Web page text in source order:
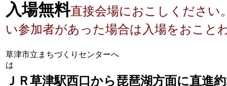
入場無料直接会場におこしください
い参加者があった場合は入場をおこと
草津市立まちづくりセンターへ
ＪＲ草津駅西口から琵琶湖方面に直進